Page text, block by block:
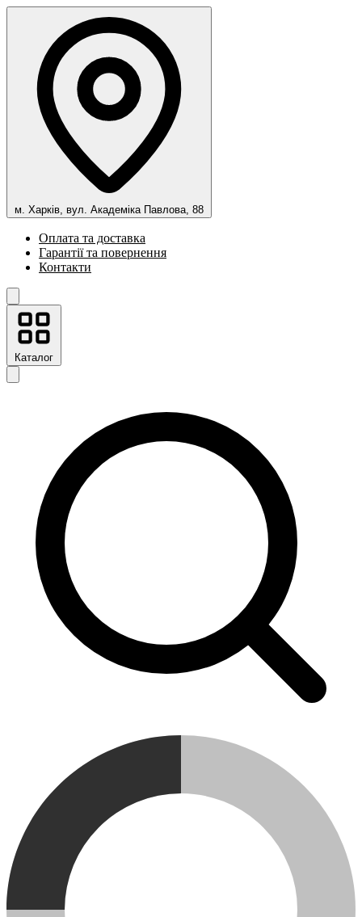
м. Харків, вул. Академіка Павлова, 88
Оплата та доставка
Гарантії та повернення
Контакти
Каталог